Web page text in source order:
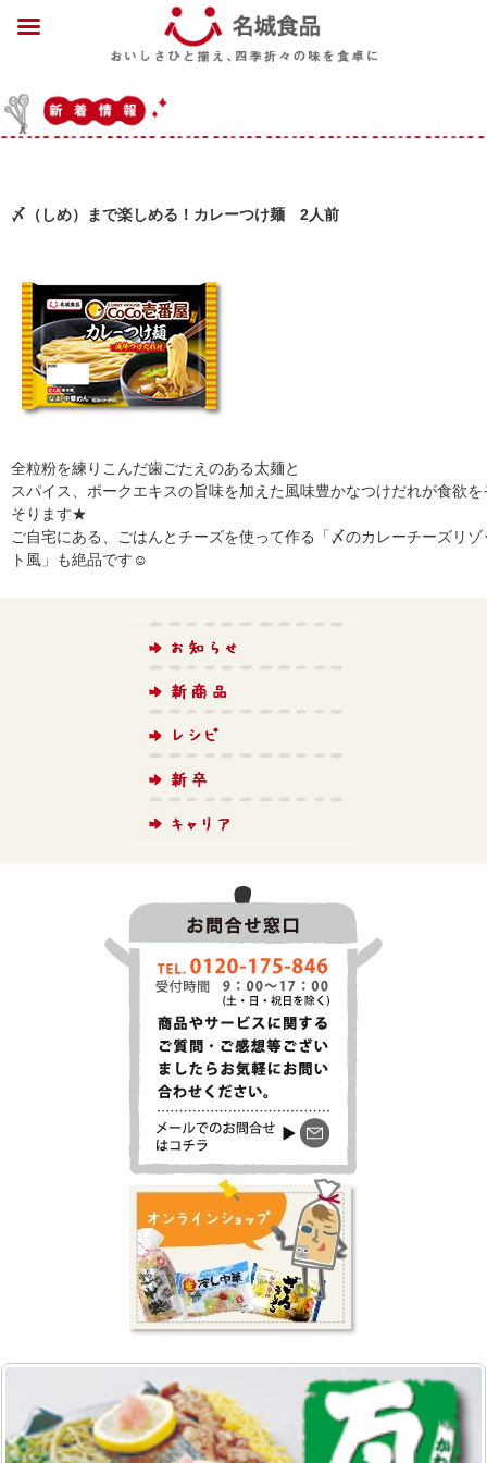
〆（しめ）まで楽しめる！カレーつけ麺 2人前
全粒粉を練りこんだ歯ごたえのある太麺と
スパイス、ポークエキスの旨味を加えた風味豊かなつけだれが食欲を
そります★
ご自宅にある、ごはんとチーズを使って作る「〆のカレーチーズリゾ
ト風」も絶品です☺